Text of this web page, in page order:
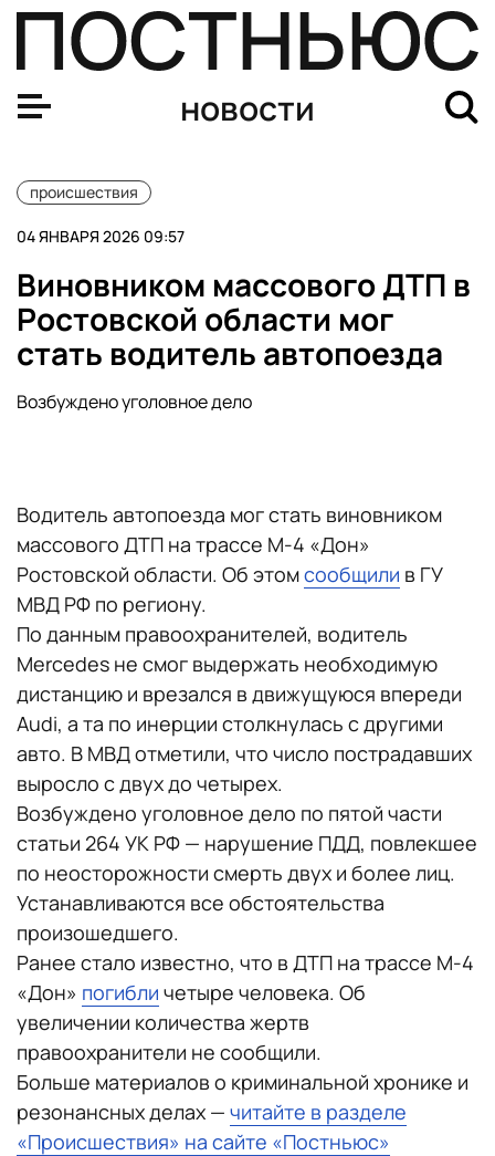
новости
происшествия
04 ЯНВАРЯ 2026 09:57
Виновником массового ДТП в
Ростовской области мог
стать водитель автопоезда
Возбуждено уголовное дело
Водитель автопоезда мог стать виновником
массового ДТП на трассе М-4 «Дон»
Ростовской области. Об этомсообщили в ГУ
МВД РФ по региону.
По данным правоохранителей, водитель
Mercedes не смог выдержать необходимую
дистанцию и врезался в движущуюся впереди
Audi, а та по инерции столкнулась с другими
авто. В МВД отметили, что число пострадавших
выросло с двух до четырех.
Возбуждено уголовное дело по пятой части
статьи 264 УК РФ — нарушение ПДД, повлекшее
по неосторожности смерть двух и более лиц.
Устанавливаются все обстоятельства
произошедшего.
Ранее стало известно, что в ДТП на трассе М-4
«Дон» погибли четыре человека. Об
увеличении количества жертв
правоохранители не сообщили.
Больше материалов о криминальной хронике и
резонансных делах — читайте в разделе
«Происшествия» на сайте «Постньюс»
В ДТП с туристическим автобусом в Тульской области